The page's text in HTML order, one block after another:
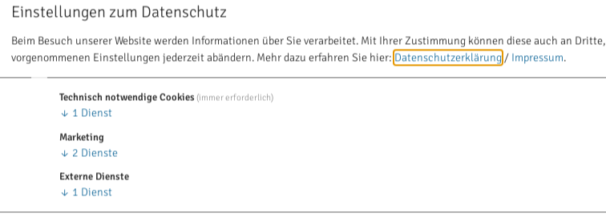
Implantate
Zahnkrone
Zahnbrücke
Alle Themen >
Zahnbehandlung
Zahn Bleaching
Zahnfüllung
Zahnspange
Wurzelbehandlung
Einstellungen zum Datenschutz
Beim Besuch unserer Website werden Informationen über Sie verarbeitet. Mit Ihrer Zustimmung können diese auch an
vorgenommenen Einstellungen jederzeit abändern. Mehr dazu erfahren Sie hier: Datenschutzerklärung / Impressum.
Technisch notwendige Cookies (immer erforderlich)
↓ 1 Dienst
Marketing
↓ 2 Dienste
Externe Dienste
↓ 1 Dienst